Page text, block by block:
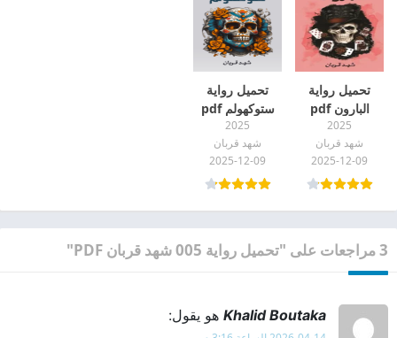
تحميل رواية
البارون pdf
2025
شهد قربان
2025-12-09
تحميل رواية
ستوكهولم pdf
2025
شهد قربان
2025-12-09
3 مراجعات على "تحميل رواية 005 شهد قربان PDF"
Khalid Boutaka هو يقول: